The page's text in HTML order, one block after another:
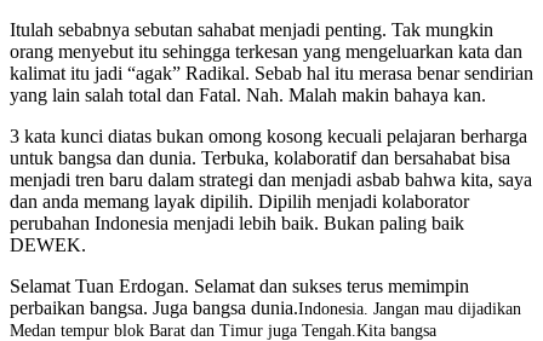
Itulah sebabnya sebutan sahabat menjadi penting. Tak mungkin
orang menyebut itu sehingga terkesan yang mengeluarkan kata dan
kalimat itu jadi “agak” Radikal. Sebab hal itu merasa benar sendirian
yang lain salah total dan Fatal. Nah. Malah makin bahaya kan.
3 kata kunci diatas bukan omong kosong kecuali pelajaran berharga
untuk bangsa dan dunia. Terbuka, kolaboratif dan bersahabat bisa
menjadi tren baru dalam strategi dan menjadi asbab bahwa kita, saya
dan anda memang layak dipilih. Dipilih menjadi kolaborator
perubahan Indonesia menjadi lebih baik. Bukan paling baik
DEWEK.
Selamat Tuan Erdogan. Selamat dan sukses terus memimpin
perbaikan bangsa. Juga bangsa dunia.Indonesia. Jangan mau dijadikan
Medan tempur blok Barat dan Timur juga Tengah. Kita bangsa